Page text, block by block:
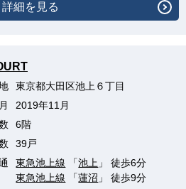
詳細を見る
東京都大田区池上６丁目
2019年11月
6階
39戸
東急池上線 「池上 」 徒歩6分
東急池上線 「蓮沼 」 徒歩9分